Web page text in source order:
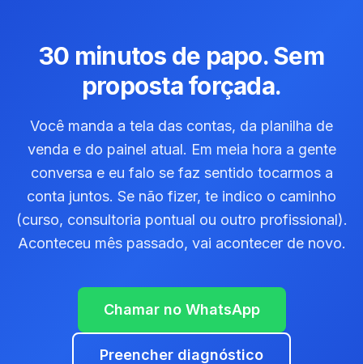
30 minutos de papo. Sem
proposta forçada.
Você manda a tela das contas, da planilha de
venda e do painel atual. Em meia hora a gente
conversa e eu falo se faz sentido tocarmos a
conta juntos. Se não fizer, te indico o caminho
(curso, consultoria pontual ou outro profissional).
Aconteceu mês passado, vai acontecer de novo.
Chamar no WhatsApp
Preencher diagnóstico